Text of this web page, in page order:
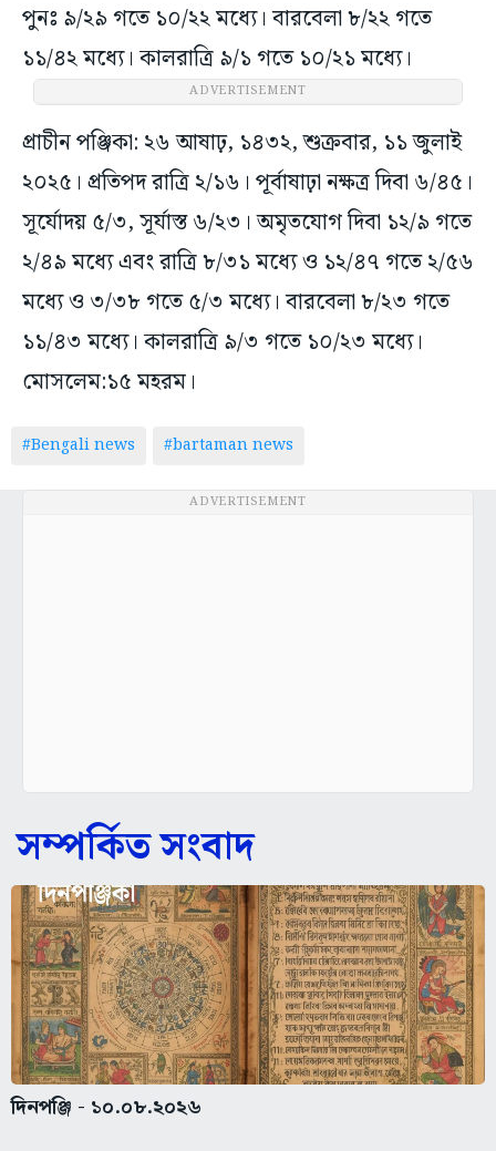
পুনঃ ৯/২৯ গতে ১০/২২ মধ্যে। বারবেলা ৮/২২ গতে
১১/৪২ মধ্যে। কালরাত্রি ৯/১ গতে ১০/২১ মধ্যে।
ADVERTISEMENT
প্রাচীন পঞ্জিকা: ২৬ আষাঢ়, ১৪৩২, শুক্রবার, ১১ জুলাই
২০২৫। প্রতিপদ রাত্রি ২/১৬। পূর্বাষাঢ়া নক্ষত্র দিবা ৬/৪৫।
সূর্যোদয় ৫/৩, সূর্যাস্ত ৬/২৩। অমৃতযোগ দিবা ১২/৯ গতে
২/৪৯ মধ্যে এবং রাত্রি ৮/৩১ মধ্যে ও ১২/৪৭ গতে ২/৫৬
মধ্যে ও ৩/৩৮ গতে ৫/৩ মধ্যে। বারবেলা ৮/২৩ গতে
১১/৪৩ মধ্যে। কালরাত্রি ৯/৩ গতে ১০/২৩ মধ্যে।
মোসলেম:১৫ মহরম।
#Bengali news #bartaman news
ADVERTISEMENT
সম্পর্কিত সংবাদ
দিনপঞ্জি - ১০.০৮.২০২৬